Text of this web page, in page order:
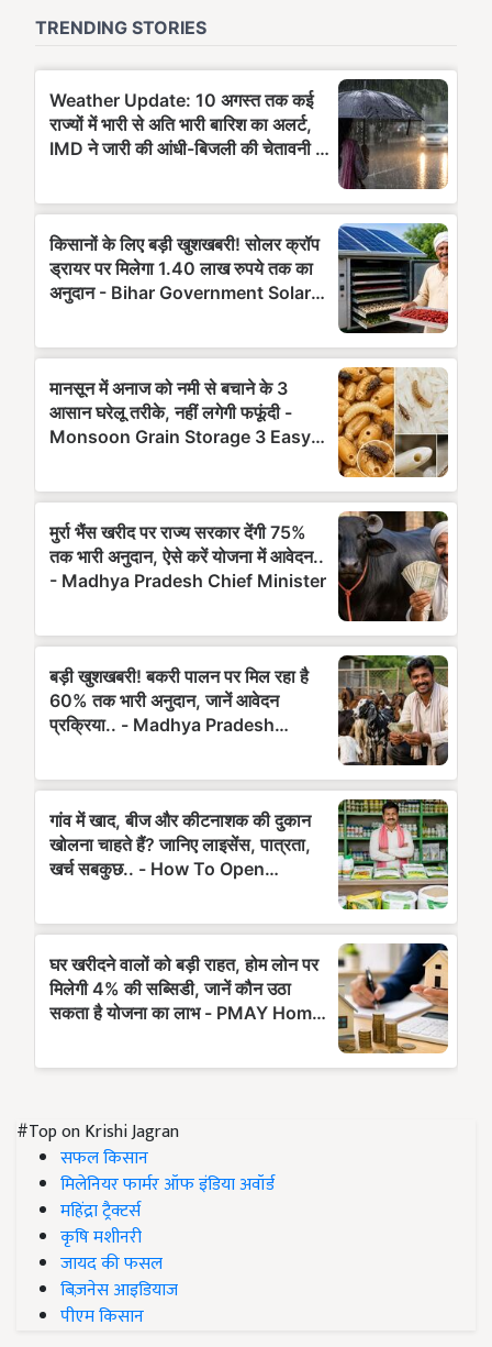
#Top on Krishi Jagran
सफल किसान
मिलेनियर फार्मर ऑफ इंडिया अवॉर्ड
महिंद्रा ट्रैक्टर्स
कृषि मशीनरी
जायद की फसल
बिज़नेस आइडियाज
पीएम किसान